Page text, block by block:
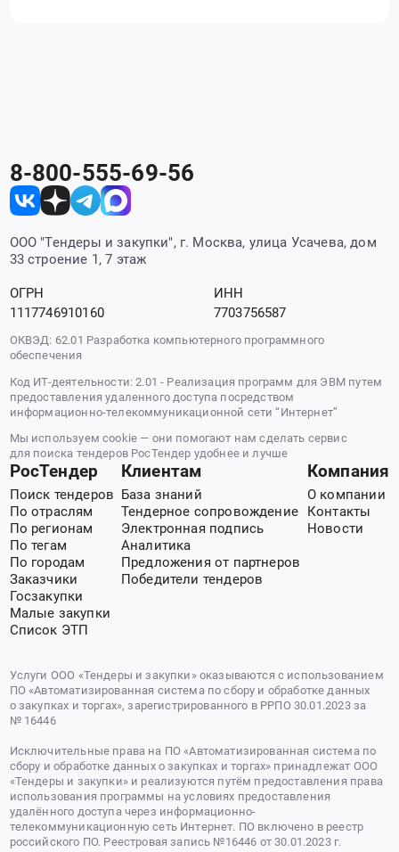
8-800-555-69-56
ООО "Тендеры и закупки", г. Москва, улица Усачева, дом
33 строение 1, 7 этаж
ОГРН
1117746910160
ИНН
7703756587
ОКВЭД: 62.01 Разработка компьютерного программного
обеспечения
Код ИТ-деятельности: 2.01 - Реализация программ для ЭВМ путем
предоставления удаленного доступа посредством
информационно-телекоммуникационной сети “Интернет”
Мы используем cookie — они помогают нам сделать сервис
для поиска тендеров РосТендер удобнее и лучше
РосТендер
Поиск тендеров
По отраслям
По регионам
По тегам
По городам
Заказчики
Госзакупки
Малые закупки
Список ЭТП
Клиентам
База знаний
Тендерное сопровождение
Электронная подпись
Аналитика
Предложения от партнеров
Победители тендеров
Компания
О компании
Контакты
Новости
Услуги ООО «Тендеры и закупки» оказываются с использованием
ПО «Автоматизированная система по сбору и обработке данных
о закупках и торгах», зарегистрированного в РРПО 30.01.2023 за
№ 16446
Исключительные права на ПО «Автоматизированная система по
сбору и обработке данных о закупках и торгах» принадлежат ООО
«Тендеры и закупки» и реализуются путём предоставления права
использования программы на условиях предоставления
удалённого доступа через информационно-
телекоммуникационную сеть Интернет. ПО включено в реестр
российского ПО. Реестровая запись №16446 от 30.01.2023 г.